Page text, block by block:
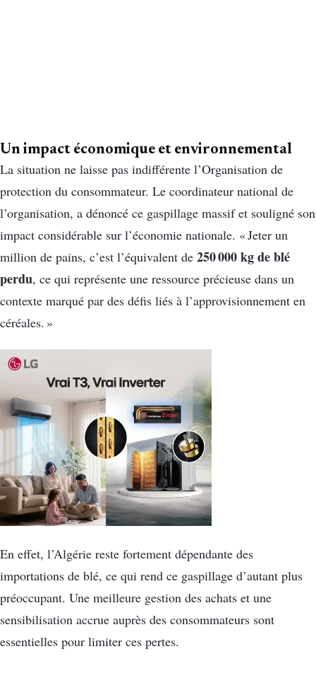
Un impact économique et environnemental
La situation ne laisse pas indifférente l’Organisation de
protection du consommateur. Le coordinateur national de
l’organisation, a dénoncé ce gaspillage massif et souligné son
impact considérable sur l’économie nationale. « Jeter un
million de pains, c’est l’équivalent de 250 000 kg de blé
perdu, ce qui représente une ressource précieuse dans un
contexte marqué par des défis liés à l’approvisionnement en
céréales. »
En effet, l’Algérie reste fortement dépendante des
importations de blé, ce qui rend ce gaspillage d’autant plus
préoccupant. Une meilleure gestion des achats et une
sensibilisation accrue auprès des consommateurs sont
essentielles pour limiter ces pertes.